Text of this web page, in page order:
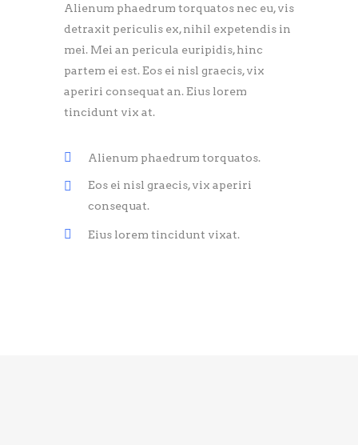
Alienum phaedrum torquatos nec eu, vis
detraxit periculis ex, nihil expetendis in
mei. Mei an pericula euripidis, hinc
partem ei est. Eos ei nisl graecis, vix
aperiri consequat an. Eius lorem
tincidunt vix at.
Alienum phaedrum torquatos.
Eos ei nisl graecis, vix aperiri
consequat.
Eius lorem tincidunt vixat.